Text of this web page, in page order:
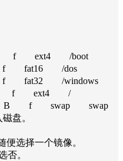
f ext4 /boot
fat16 /dos
/windows
f ext4 /
B f swap swap
盘。
便选择一个镜像。
否。